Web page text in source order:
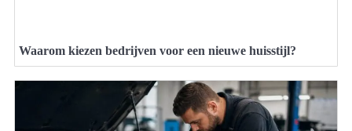
Waarom kiezen bedrijven voor een nieuwe huisstijl?